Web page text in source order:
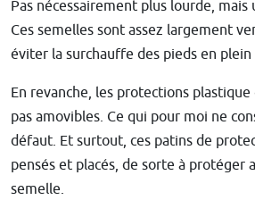
Pas nécessairement plus lourde,
Ces semelles sont assez largement
éviter la surchauffe des pieds en plein
En revanche, les protections
pas amovibles. Ce qui pour moi ne
défaut. Et surtout, ces patins de
pensés et placés, de sorte à protéger
semelle.